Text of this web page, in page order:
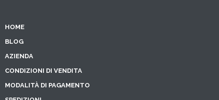
HOME
BLOG
AZIENDA
CONDIZIONI DI VENDITA
MODALITÀ DI PAGAMENTO